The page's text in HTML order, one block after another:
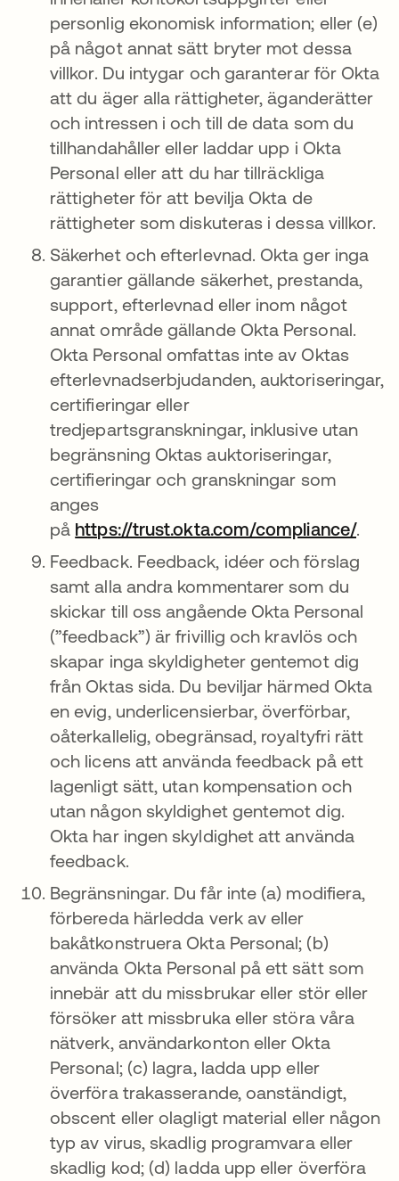
personlig ekonomisk information; eller (e)
på något annat sätt bryter mot dessa
villkor. Du intygar och garanterar för Okta
att du äger alla rättigheter, äganderätter
och intressen i och till de data som du
tillhandahåller eller laddar upp i Okta
Personal eller att du har tillräckliga
rättigheter för att bevilja Okta de
rättigheter som diskuteras i dessa villkor.
Säkerhet och efterlevnad. Okta ger inga
garantier gällande säkerhet, prestanda,
support, efterlevnad eller inom något
annat område gällande Okta Personal.
Okta Personal omfattas inte av Oktas
efterlevnadserbjudanden, auktoriseringar,
certifieringar eller
tredjepartsgranskningar, inklusive utan
begränsning Oktas auktoriseringar,
certifieringar och granskningar som
anges
på https://trust.okta.com/compliance/.
Feedback. Feedback, idéer och förslag
samt alla andra kommentarer som du
skickar till oss angående Okta Personal
(”feedback”) är frivillig och kravlös och
skapar inga skyldigheter gentemot dig
från Oktas sida. Du beviljar härmed Okta
en evig, underlicensierbar, överförbar,
oåterkallelig, obegränsad, royaltyfri rätt
och licens att använda feedback på ett
lagenligt sätt, utan kompensation och
utan någon skyldighet gentemot dig.
Okta har ingen skyldighet att använda
feedback.
Begränsningar. Du får inte (a) modifiera,
förbereda härledda verk av eller
bakåtkonstruera Okta Personal; (b)
använda Okta Personal på ett sätt som
innebär att du missbrukar eller stör eller
försöker att missbruka eller störa våra
nätverk, användarkonton eller Okta
Personal; (c) lagra, ladda upp eller
överföra trakasserande, oanständigt,
obscent eller olagligt material eller någon
typ av virus, skadlig programvara eller
skadlig kod; (d) ladda upp eller överföra